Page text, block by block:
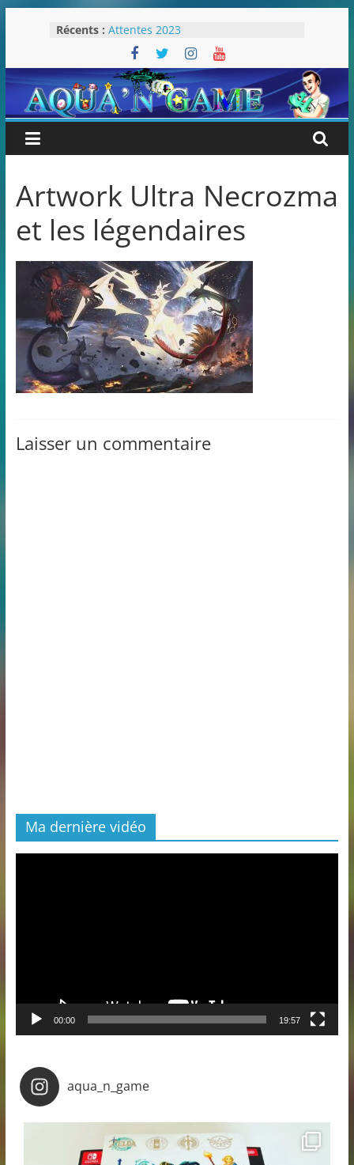
Récents : Attentes 2023
Rétrospective 2022
« Splatoon 3 est-il nécessaire ? »
« Dans les coulisses des JV Harry
Potter »
Pokémon Écarlate : ceci est une
révolution (ou pas) !
Artwork Ultra Necrozma
et les légendaires
Laisser un commentaire
Ma dernière vidéo
00:00 19:57
aqua_n_game